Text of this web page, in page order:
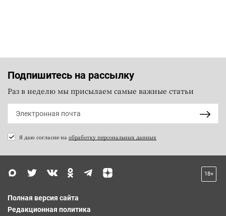
Подпишитесь на рассылку
Раз в неделю мы присылаем самые важные статьи
Я даю согласие на обработку персональных данных
18+
Полная версия сайта
Редакционная политика